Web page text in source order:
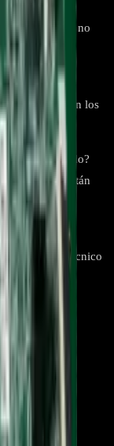
reiniciarse, no
HDMI.
LG?
con los
y sonido?
general están
por un técnico